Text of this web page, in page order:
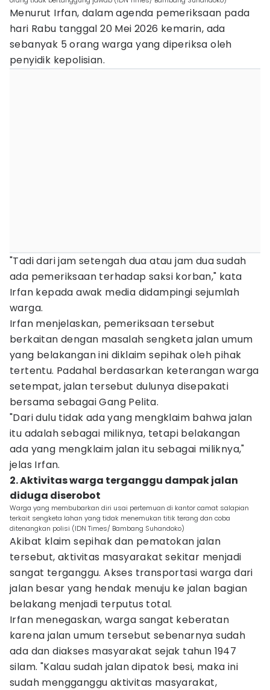
Menurut Irfan, dalam agenda pemeriksaan pada
hari Rabu tanggal 20 Mei 2026 kemarin, ada
sebanyak 5 orang warga yang diperiksa oleh
penyidik kepolisian.
"Tadi dari jam setengah dua atau jam dua sudah
ada pemeriksaan terhadap saksi korban," kata
Irfan kepada awak media didampingi sejumlah
warga.
Irfan menjelaskan, pemeriksaan tersebut
berkaitan dengan masalah sengketa jalan umum
yang belakangan ini diklaim sepihak oleh pihak
tertentu. Padahal berdasarkan keterangan warga
setempat, jalan tersebut dulunya disepakati
bersama sebagai Gang Pelita.
"Dari dulu tidak ada yang mengklaim bahwa jalan
itu adalah sebagai miliknya, tetapi belakangan
ada yang mengklaim jalan itu sebagai miliknya,"
jelas Irfan.
2. Aktivitas warga terganggu dampak jalan
diduga diserobot
Warga yang membubarkan diri usai pertemuan di kantor camat salapian
terkait sengketa lahan yang tidak menemukan titik terang dan coba
ditenangkan polisi (IDN Times/ Bambang Suhandoko)
Akibat klaim sepihak dan pematokan jalan
tersebut, aktivitas masyarakat sekitar menjadi
sangat terganggu. Akses transportasi warga dari
jalan besar yang hendak menuju ke jalan bagian
belakang menjadi terputus total.
Irfan menegaskan, warga sangat keberatan
karena jalan umum tersebut sebenarnya sudah
ada dan diakses masyarakat sejak tahun 1947
silam. "Kalau sudah jalan dipatok besi, maka ini
sudah mengganggu aktivitas masyarakat,